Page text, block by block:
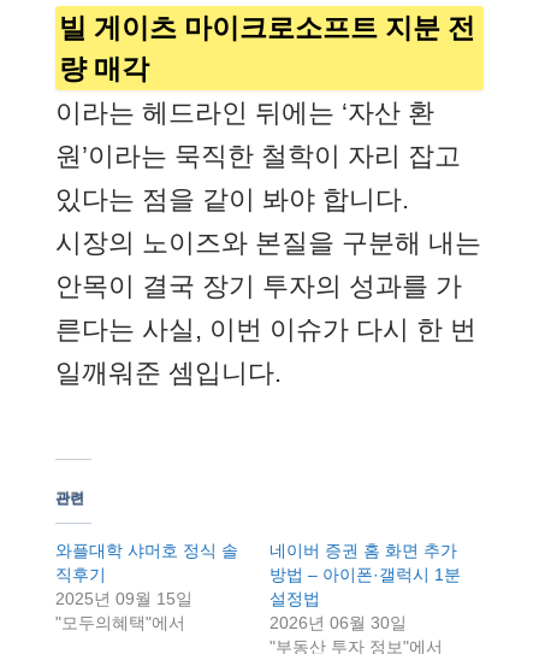
빌 게이츠 마이크로소프트 지분 전
량 매각
이라는 헤드라인 뒤에는 ‘자산 환
원’이라는 묵직한 철학이 자리 잡고
있다는 점을 같이 봐야 합니다.
시장의 노이즈와 본질을 구분해 내는
안목이 결국 장기 투자의 성과를 가
른다는 사실, 이번 이슈가 다시 한 번
일깨워준 셈입니다.
관련
와플대학 샤머호 정식 솔
직후기
2025년 09월 15일
"모두의혜택"에서
네이버 증권 홈 화면 추가
방법 – 아이폰·갤럭시 1분
설정법
2026년 06월 30일
"부동산 투자 정보"에서